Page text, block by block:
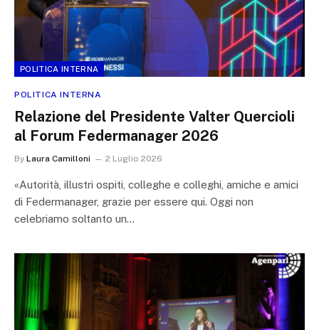
POLITICA INTERNA
POLITICA INTERNA
Relazione del Presidente Valter Quercioli
al Forum Federmanager 2026
By Laura Camilloni 2 Luglio 2026
«Autorità, illustri ospiti, colleghe e colleghi, amiche e amici
di Federmanager, grazie per essere qui. Oggi non
celebriamo soltanto un…